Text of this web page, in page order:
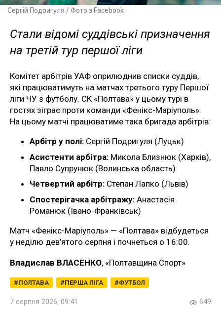
Сергій Подригуля / Фото з Facebook
Стали відомі суддівські призначення
на третій тур першої ліги
Комітет арбітрів УАФ оприлюднив списки суддів,
які працюватимуть на матчах третього туру Першої
ліги ЧУ з футболу. СК «Полтава» у цьому турі в
гостях зіграє проти команди «Фенікс-Маріуполь».
На цьому матчі працюватиме така бригада арбітрів:
Арбітр у полі: Сергій Подригуля (Луцьк)
Асистенти арбітра: Микола Близнюк (Харків),
Павло Супрунюк (Волинська область)
Четвертий арбітр: Степан Лапко (Львів)
Спостерігачка арбітражу: Анастасія
Романюк (Івано-Франківськ)
Матч «Фенікс-Маріуполь» — «Полтава» відбудеться
у неділю дев’ятого серпня і почнеться о 16:00.
Владислав ВЛАСЕНКО, «Полтавщина Спорт»
ПОЛТАВА ПЕРША ЛІГА ФУТБОЛ
7 серпня 2026, 09:41 649